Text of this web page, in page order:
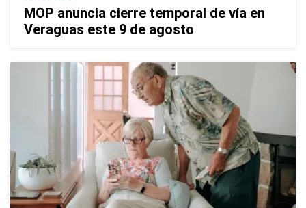
MOP anuncia cierre temporal de vía en
Veraguas este 9 de agosto